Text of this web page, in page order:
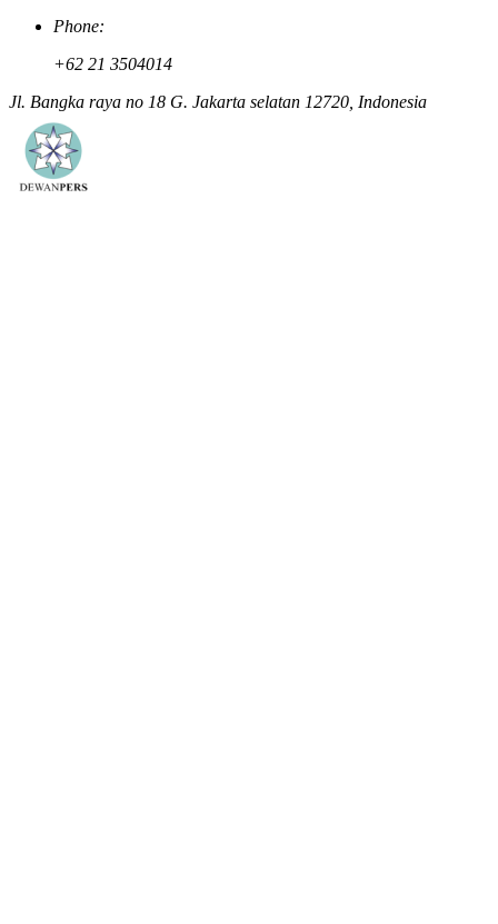
Phone:
+62 21 3504014
Jl. Bangka raya no 18 G. Jakarta selatan 12720, Indonesia